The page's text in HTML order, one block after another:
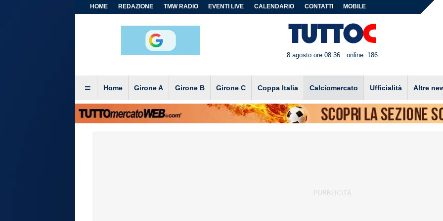
HOME REDAZIONE TMW RADIO EVENTI LIVE CALENDARIO CONTATTI MOBILE
8 agosto ore 08:36 online: 186
Home Girone A Girone B Girone C Coppa Italia Calciomercato Ufficialità Altre